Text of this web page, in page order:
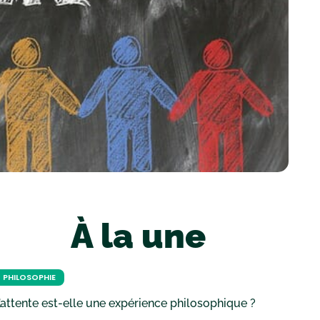
À la une
PHILOSOPHIE
est-elle une expérience philosophique ?